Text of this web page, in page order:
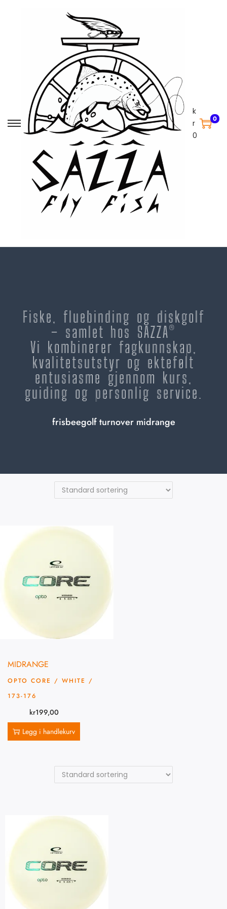
k
r
0
0
Fiske, fluebinding og diskgolf
– samlet hos SAZZA®
Vi kombinerer fagkunnskap,
kvalitetsutstyr og ektefølt
entusiasme gjennom kurs,
guiding og personlig service.
frisbeegolf turnover midrange
MIDRANGE
OPTO CORE / WHITE /
173-176
kr199,00
Legg i handlekurv